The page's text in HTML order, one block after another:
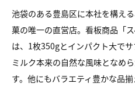
池袋のある豊島区に本社を構え
菓の唯一の直営店。看板商品「
は、1枚350gとインパクト大で
ミルク本来の自然な風味となめ
す。他にもバラエティ豊かな品揃